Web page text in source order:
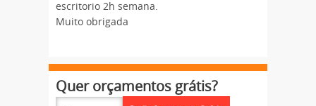
escritorio 2h semana.
Muito obrigada
Quer orçamentos grátis?